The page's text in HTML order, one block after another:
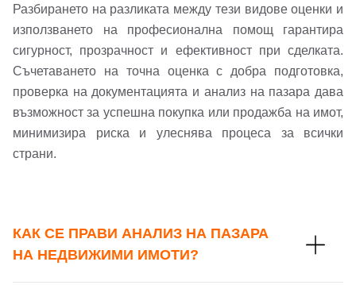
Забравена парола?
Вход
Вход като гост
Вход с Facebook
Разбирането на разликата между тези видове оценки и
използването на професионална помощ гарантира
сигурност, прозрачност и ефективност при сделката.
Съчетаването на точна оценка с добра подготовка,
проверка на документацията и анализ на пазара дава
възможност за успешна покупка или продажба на имот,
минимизира риска и улеснява процеса за всички
страни.
КАК СЕ ПРАВИ АНАЛИЗ НА ПАЗАРА
НА НЕДВИЖИМИ ИМОТИ?
се обадим възможно най-бързо.